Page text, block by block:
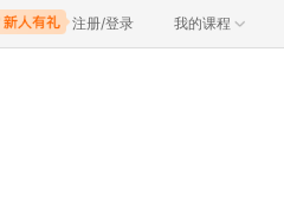
注册/登录 我的课程